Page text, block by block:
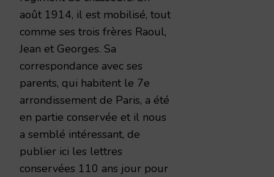
août 1914, il est mobilisé, tout
comme ses trois frères Raoul,
Jean et Georges. Sa
correspondance avec ses
parents, qui habitent le 7e
arrondissement de Paris, a été
en partie conservée et il nous
a semblé intéressant, de
publier ici les lettres
conservées 110 ans jour pour